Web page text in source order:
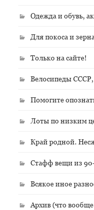
Одежда и обувь,
Для покоса и
Только на сайте!
Велосипеды
Помогите
Лоты по низким
Край родной.
Стафф вещи из
Всякое иное
Архив (что вообще